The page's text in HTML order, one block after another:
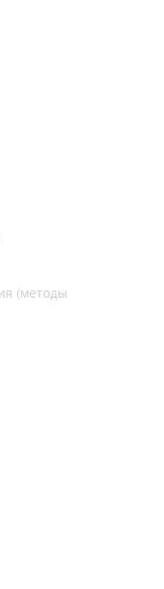
(методы